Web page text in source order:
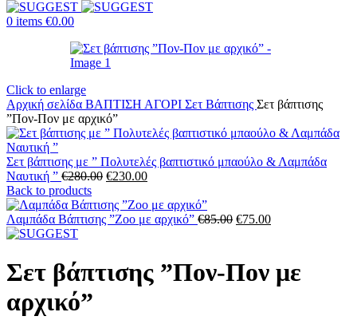
0 items €0.00
Click to enlarge
Αρχική σελίδα ΒΑΠΤΙΣΗ ΑΓΟΡΙ Σετ Βάπτισης Σετ βάπτισης
”Πον-Πον με αρχικό”
Σετ βάπτισης με ” Πολυτελές βαπτιστικό μπαούλο & Λαμπάδα
Nαυτική ” €280.00 Original
was:
€280.00.
€230.00Η
τιμή
είναι:
Back to products
Λαμπάδα Βάπτισης ”Zoo με αρχικό” €85.00 Original
€85.00.
€75.00Η
€75.00.
Σετ βάπτισης ”Πον-Πον με
αρχικό”